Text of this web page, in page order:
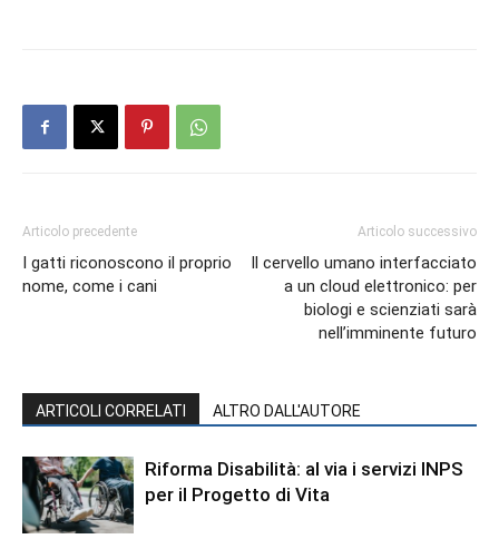
Articolo precedente
I gatti riconoscono il proprio
nome, come i cani
Articolo successivo
Il cervello umano interfacciato
a un cloud elettronico: per
biologi e scienziati sarà
nell’imminente futuro
ARTICOLI CORRELATI ALTRO DALL'AUTORE
Riforma Disabilità: al via i servizi INPS
per il Progetto di Vita